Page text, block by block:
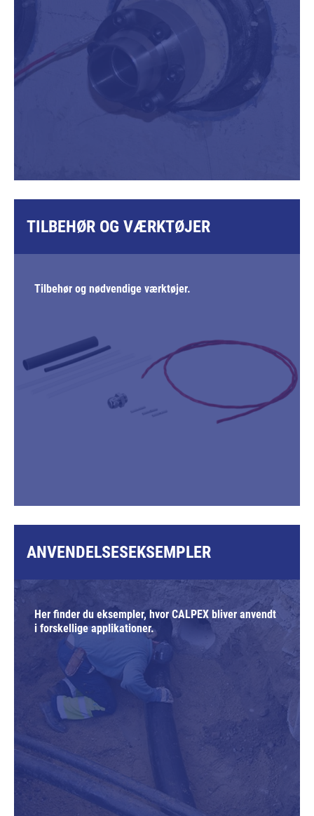
TILBEHØR OG VÆRKTØJER
Tilbehør og nødvendige værktøjer.
ANVENDELSESEKSEMPLER
Her finder du eksempler, hvor CALPEX bliver anvendt
i forskellige applikationer.